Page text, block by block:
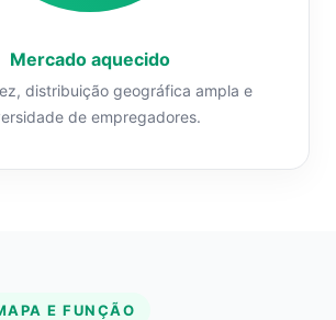
Mercado aquecido
distribuição geográfica ampla e
de empregadores.
E FUNÇÃO